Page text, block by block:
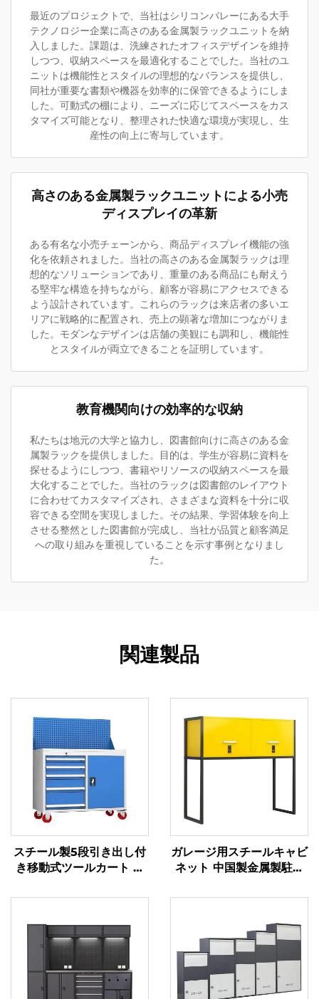
最近のプロジェクトで、当社はシリコンバレーにある大手
テクノロジー企業に高さのある金属製ラックユニットを納
入しました。課題は、洗練されたオフィスデザインを維持
しつつ、収納スペースを最適化することでした。当社のユ
ニットは機能性とスタイルの理想的なバランスを提供し、
同社が重要な書類や機器を効率的に保管できるようにしま
した。可動式の棚により、ニーズに応じてスペースをカス
タマイズ可能となり、整理された快適な環境が実現し、生
産性の向上に寄与しています。
高さのある金属製ラックユニットによる小売
ディスプレイの革新
ある有名な小売チェーンから、商品ディスプレイ機能の強
化を依頼されました。当社の高さのある金属製ラックは理
想的なソリューションであり、重量のある商品にも耐えう
る堅牢な構造を持ちながら、顧客が容易にアクセスできる
よう設計されています。これらのラックは来店者の多いエ
リアに戦略的に配置され、売上の顕著な増加につながりま
した。モダンなデザインは店舗の美観にも調和し、機能性
とスタイルが両立できることを証明しています。
教育機関向けの効率的な収納
私たちは地元の大学と協力し、図書館向けに高さのある金
属製ラックを提供しました。目的は、学生が容易に資料を
探せるようにしつつ、書籍やリソースの収納スペースを最
大化することでした。当社のラックは図書館のレイアウト
に合わせてカスタマイズされ、さまざまな資料を十分に収
容できる空間を実現しました。その結果、学習体験を向上
させる整然とした図書館が完成し、当社が品質と顧客満足
への取り組みを重視していることを示す事例となりまし
た。
関連製品
スチール製5段引き出し付
き移動式ツールカート 自
ナンス用メカニック金属ツ
ガレージ用スチールキャビ
ネット 中国製金属製駐車
ット上設置用金属製収納ロ